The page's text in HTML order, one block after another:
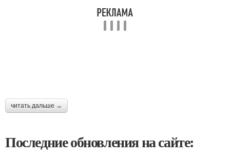
читать дальше →
Последние обновления на сайте: